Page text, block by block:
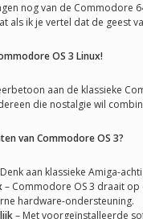
nog van de Commodore
als ik je vertel dat de geest
OS 3 Linux!
aan de klassieke
die nostalgie wil
van Commodore OS 3?
aan klassieke Amiga-
– Commodore OS 3 draait
hardware-ondersteuning.
– Met voorgeïnstalleerde